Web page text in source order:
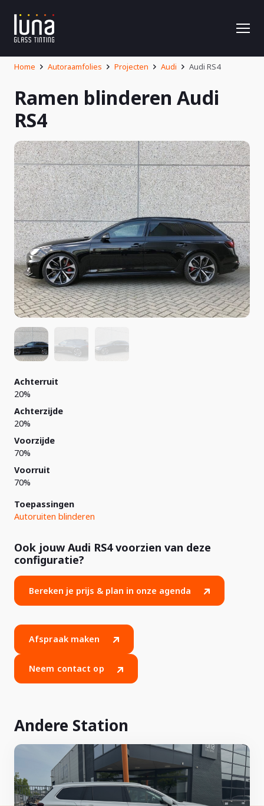
Home Autoraamfolies Projecten Audi Audi RS4
Ramen blinderen Audi
RS4
Achterruit
20%
Achterzijde
20%
Voorzijde
70%
Voorruit
70%
Toepassingen
Autoruiten blinderen
Ook jouw Audi RS4 voorzien van deze
configuratie?
Bereken je prijs & plan in onze agenda
Afspraak maken
Neem contact op
Andere Station